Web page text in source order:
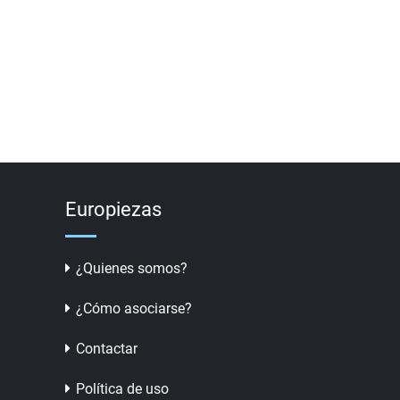
Europiezas
¿Quienes somos?
¿Cómo asociarse?
Contactar
Política de uso